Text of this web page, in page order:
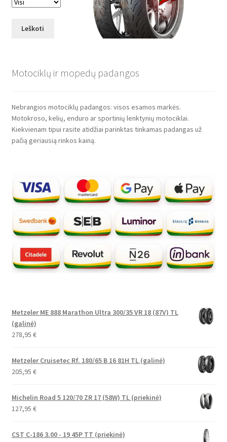
Leškoti
Motociklų ir mopedų padangos
Nebrangios motociklų padangos: visos esamos markės.
Motokroso, kelių, enduro ar sportinių lenktynių motociklai.
Kiekvienam tipui rasite atidžiai parinktas tinkamas padangas už
pačią geriausią rinkos kainą.
Metzeler ME 888 Marathon Ultra 300/35 VR 18 (87V) TL
(galinė)
278,95 €
Metzeler Cruisetec Rf. 180/65 B 16 81H TL (galinė)
205,95 €
Michelin Road 5 120/70 ZR 17 (58W) TL (priekinė)
127,95 €
CST C-186 3.00 - 19 45P TT (priekinė)